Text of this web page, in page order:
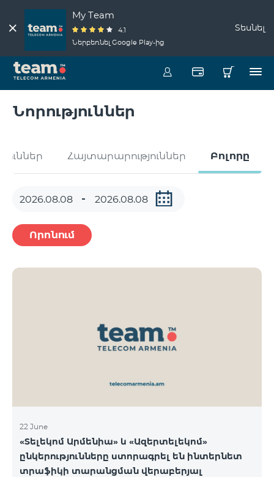
My Team
4.1
Ներբեռնել Google Play-ից
Տեսնել
Նորություններ
Հայտարարություններ Բոլորը
Որոնում
22 June
«Տելեկոմ Արմենիա» և «Ազերտելեկոմ»
ընկերությունները ստորագրել են ինտերնետ
տրաֆիկի տարանցման վերաբերյալ